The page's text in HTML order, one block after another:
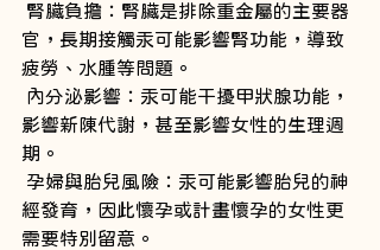
腎臟負擔：腎臟是排除重金屬的主要器
官，長期接觸汞可能影響腎功能，導致
疲勞、水腫等問題。
內分泌影響：汞可能干擾甲狀腺功能，
影響新陳代謝，甚至影響女性的生理週
期。
孕婦與胎兒風險：汞可能影響胎兒的神
經發育，因此懷孕或計畫懷孕的女性更
需要特別留意。